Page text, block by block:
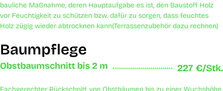
bauliche Maßnahme, deren Hauptaufgabe es ist, den Baustoff Holz
vor Feuchtigkeit zu schützen bzw. dafür zu sorgen, dass feuchtes
Holz zügig wieder abtrocknen kann(Terrassenzubehör dazu rechnen)
Baumpflege
Obstbaumschnitt bis 2 m 227 €/Stk.